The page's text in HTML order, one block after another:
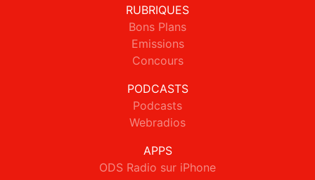
RUBRIQUES
Bons Plans
Emissions
Concours
PODCASTS
Podcasts
Webradios
APPS
ODS Radio sur iPhone